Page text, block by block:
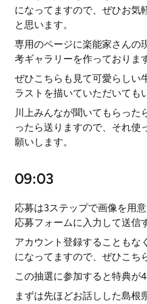
になってますので、ぜひお気
と思います。
専用のページに楽能家さんの
考ギャラリーを作っておりま
ぜひこちらも見て可愛らしい
ラストを描いていただいても
川上みんなが聞いてもらった
ったら送りますので、それ使
願いします。
09:03
応募は3ステップで画像を用
応募フォームに入力して送信
アカウント登録することもな
になってますので、ぜひこち
この抽選に参加すると特典が4
まずは先ほどお話しした島根